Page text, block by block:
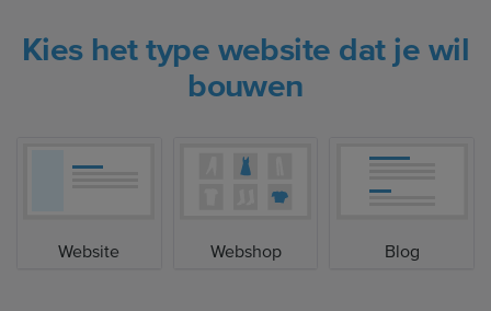
Kies het type website dat je wil
bouwen
Website Webshop Blog